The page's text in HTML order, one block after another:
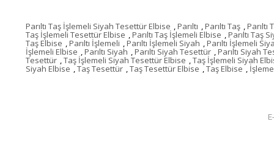
Parıltı Taş İşlemeli Siyah Tesettür Elbise ,Parıltı ,Parıltı Taş ,Parıltı
Taş İşlemeli Tesettür Elbise ,Parıltı Taş İşlemeli Elbise ,Parıltı Taş
Taş Elbise ,Parıltı İşlemeli ,Parıltı İşlemeli Siyah ,Parıltı İşlemeli
İşlemeli Elbise ,Parıltı Siyah ,Parıltı Siyah Tesettür ,Parıltı Siyah
Tesettür ,Taş İşlemeli Siyah Tesettür Elbise ,Taş İşlemeli Siyah
Siyah Elbise ,Taş Tesettür ,Taş Tesettür Elbise ,Taş Elbise ,